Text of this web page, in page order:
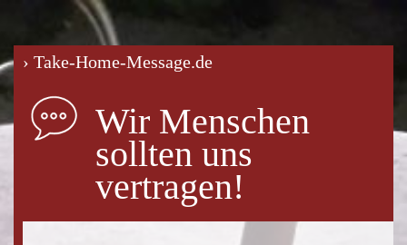
› Take-Home-Message.de
Wir Menschen
sollten uns
vertragen!